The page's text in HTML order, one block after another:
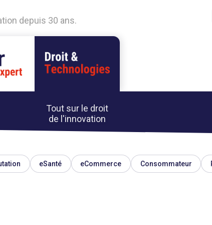
depuis 30 ans.
Tout sur le droit
de l'innovation
eSanté eCommerce Consommateur